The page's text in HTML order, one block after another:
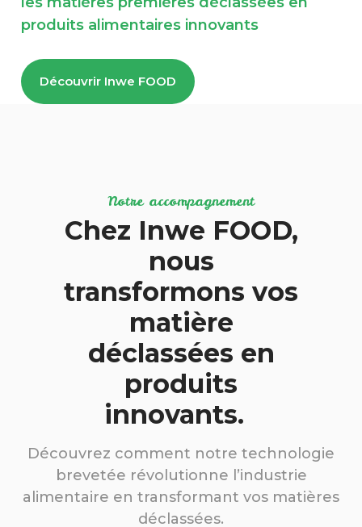
produits alimentaires innovants
Découvrir Inwe FOOD
Notre accompagnement
Chez Inwe FOOD,
nous
transformons vos
matière
déclassées en
produits
innovants.
Découvrez comment notre technologie
brevetée révolutionne l’industrie
alimentaire en transformant vos matières
déclassées.